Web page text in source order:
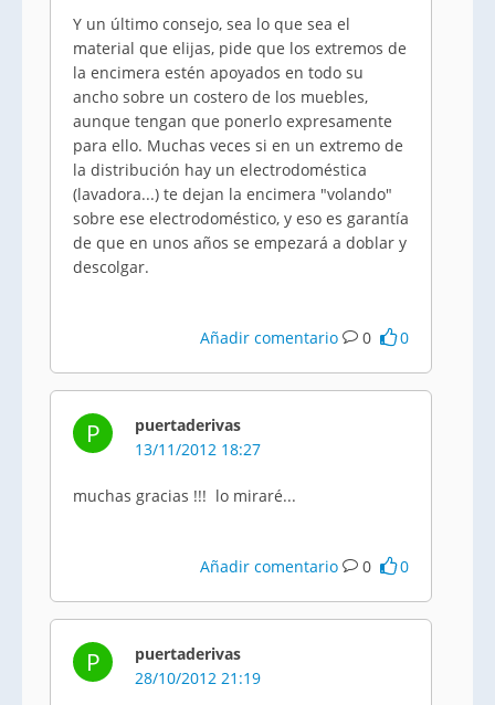
Y un último consejo, sea lo que sea el
material que elijas, pide que los extremos de
la encimera estén apoyados en todo su
ancho sobre un costero de los muebles,
aunque tengan que ponerlo expresamente
para ello. Muchas veces si en un extremo de
la distribución hay un electrodoméstica
(lavadora...) te dejan la encimera "volando"
sobre ese electrodoméstico, y eso es garantía
de que en unos años se empezará a doblar y
descolgar.
Añadir comentario 0 0
P
puertaderivas
13/11/2012 18:27
muchas gracias !!! lo miraré...
Añadir comentario 0 0
P
puertaderivas
28/10/2012 21:19